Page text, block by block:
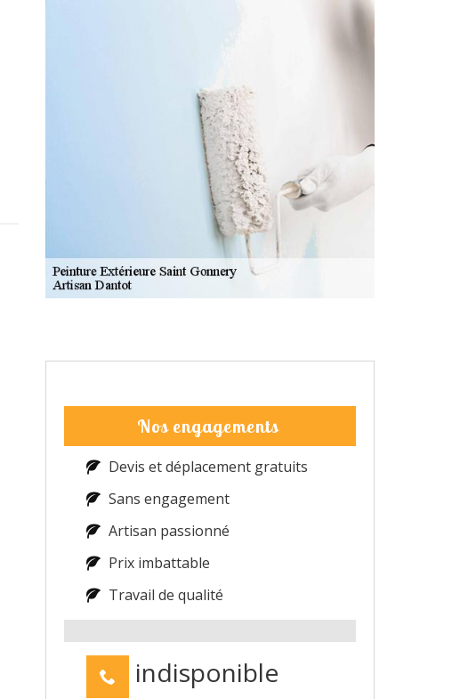
Nos engagements
Devis et déplacement gratuits
Sans engagement
Artisan passionné
Prix imbattable
Travail de qualité
indisponible